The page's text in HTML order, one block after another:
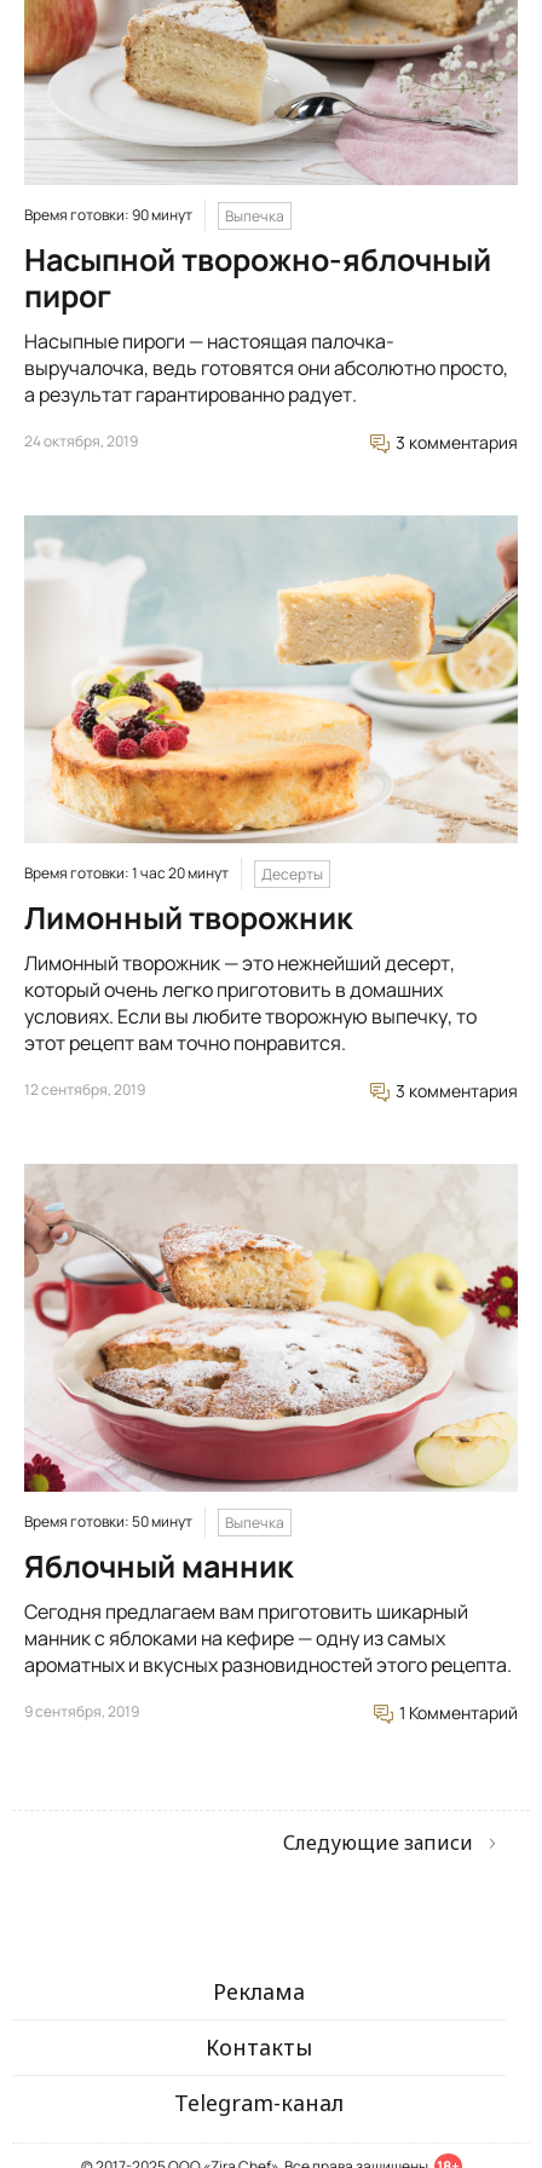
Время готовки: 90 минут Выпечка
Насыпной творожно-яблочный
пирог
Насыпные пироги — настоящая палочка-
выручалочка, ведь готовятся они абсолютно просто,
а результат гарантированно радует.
24 октября, 2019 3 комментария
Время готовки: 1 час 20 минут Десерты
Лимонный творожник
Лимонный творожник — это нежнейший десерт,
который очень легко приготовить в домашних
условиях. Если вы любите творожную выпечку, то
этот рецепт вам точно понравится.
12 сентября, 2019 3 комментария
Время готовки: 50 минут Выпечка
Яблочный манник
Сегодня предлагаем вам приготовить шикарный
манник с яблоками на кефире — одну из самых
ароматных и вкусных разновидностей этого рецепта.
9 сентября, 2019 1 Комментарий
Следующие записи
Реклама
Контакты
Telegram-канал